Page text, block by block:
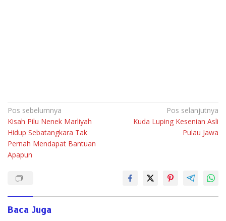
Navigasi
pos
Pos sebelumnya
Kisah Pilu Nenek Marliyah
Hidup Sebatangkara Tak
Pernah Mendapat Bantuan
Apapun
Pos selanjutnya
Kuda Luping Kesenian Asli
Pulau Jawa
Baca Juga